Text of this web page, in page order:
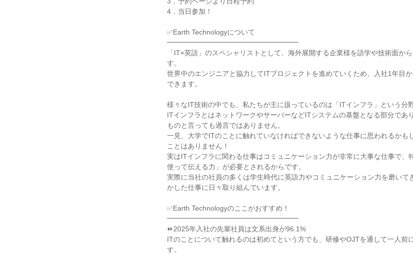
4．当日参加！
✅Earth Technologyについて
━━━━━━━━━━━━━━━━━━━
「IT×英語」のスペシャリストとして、海外展開する企業様を語学や技術面か
す。
世界中のエンジニアと協力してITプロジェクトを進めていくため、入社1年目
できます。
様々なIT技術の中でも、私たちが主に扱っているのは「ITインフラ」という分野
ITインフラとはネットワークやサーバーなどITシステムの基盤となる部分であ
ものと言っても過言ではありません。
一見、大学でITのことに触れていなければできないような仕事に思われるかも
ことはありません！
実はITインフラに関わる仕事はコミュニケーション力が非常に大事な仕事で、
使って伝える力」が必要とされるからです。
実際に当社の社員の多くは学生時代に英語力やコミュニケーション力を磨いて
かした仕事に日々取り組んでいます。
✅Earth Technologyのここがおすすめ！
━━━━━━━━━━━━━━━━━━━
⏩2025年入社の先輩社員は文系出身が96.1%
ITのことについて触れるのは初めてという方でも、研修やOJTを通して一人前
す。